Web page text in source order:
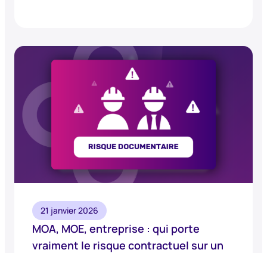
21 janvier 2026
MOA, MOE, entreprise : qui porte
vraiment le risque contractuel sur un